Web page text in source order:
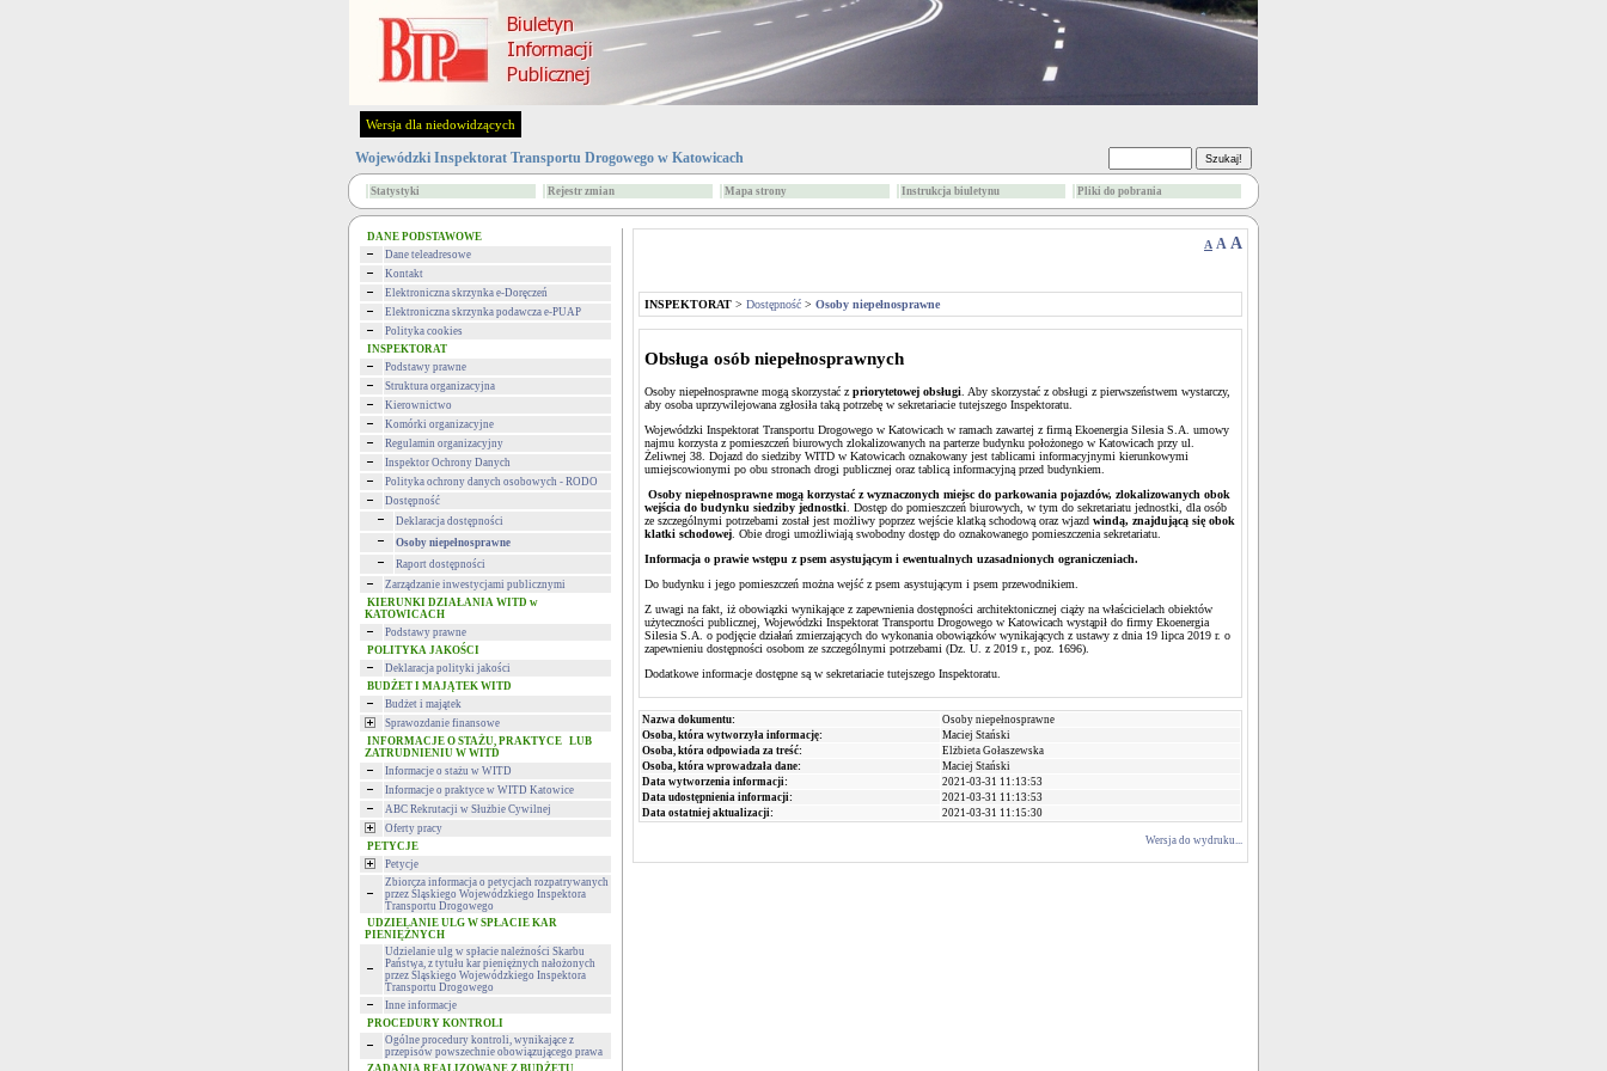
Wersja dla niedowidzących
Wojewódzki Inspektorat Transportu Drogowego w Katowicach
Statystyki Rejestr zmian Mapa strony Instrukcja biuletynu Pliki do pobrania
DANE PODSTAWOWE
Dane teleadresowe
Kontakt
Elektroniczna skrzynka e-Doręczeń
Elektroniczna skrzynka podawcza e-PUAP
Polityka cookies
INSPEKTORAT
Podstawy prawne
Struktura organizacyjna
Kierownictwo
Komórki organizacyjne
Regulamin organizacyjny
Inspektor Ochrony Danych
Polityka ochrony danych osobowych - RODO
Dostępność
Deklaracja dostępności
Osoby niepełnosprawne
Raport dostępności
Zarządzanie inwestycjami publicznymi
KIERUNKI DZIAŁANIA WITD w
KATOWICACH
Podstawy prawne
POLITYKA JAKOŚCI
Deklaracja polityki jakości
BUDŻET I MAJĄTEK WITD
Budżet i majątek
Sprawozdanie finansowe
INFORMACJE O STAŻU, PRAKTYCE LUB
ZATRUDNIENIU W WITD
Informacje o stażu w WITD
Informacje o praktyce w WITD Katowice
ABC Rekrutacji w Służbie Cywilnej
Oferty pracy
PETYCJE
Petycje
Zbiorcza informacja o petycjach rozpatrywanych
przez Śląskiego Wojewódzkiego Inspektora
Transportu Drogowego
UDZIELANIE ULG W SPŁACIE KAR
PIENIĘŻNYCH
Udzielanie ulg w spłacie należności Skarbu
Państwa, z tytułu kar pieniężnych nałożonych
przez Śląskiego Wojewódzkiego Inspektora
Transportu Drogowego
Inne informacje
PROCEDURY KONTROLI
Ogólne procedury kontroli, wynikające z
przepisów powszechnie obowiązującego prawa
ZADANIA REALIZOWANE Z BUDŻETU
A A A
INSPEKTORAT > Dostępność > Osoby niepełnosprawne
Obsługa osób niepełnosprawnych
Osoby niepełnosprawne mogą skorzystać z priorytetowej obsługi . Aby skorzystać z obsługi z pierwszeństwem wystarczy,
aby osoba uprzywilejowana zgłosiła taką potrzebę w sekretariacie tutejszego Inspektoratu.
Wojewódzki Inspektorat Transportu Drogowego w Katowicach w ramach zawartej z firmą Ekoenergia Silesia S.A. umowy
najmu korzysta z pomieszczeń biurowych zlokalizowanych na parterze budynku położonego w Katowicach przy ul.
Żeliwnej 38. Dojazd do siedziby WITD w Katowicach oznakowany jest tablicami informacyjnymi kierunkowymi
umiejscowionymi po obu stronach drogi publicznej oraz tablicą informacyjną przed budynkiem.
Osoby niepełnosprawne mogą korzystać z wyznaczonych miejsc do parkowania pojazdów, zlokalizowanych obok
wejścia do budynku siedziby jednostki . Dostęp do pomieszczeń biurowych, w tym do sekretariatu jednostki, dla osób
ze szczególnymi potrzebami został jest możliwy poprzez wejście klatką schodową oraz wjazd windą, znajdującą się obok
klatki schodowej . Obie drogi umożliwiają swobodny dostęp do oznakowanego pomieszczenia sekretariatu.
Informacja o prawie wstępu z psem asystującym i ewentualnych uzasadnionych ograniczeniach.
Do budynku i jego pomieszczeń można wejść z psem asystującym i psem przewodnikiem.
Z uwagi na fakt, iż obowiązki wynikające z zapewnienia dostępności architektonicznej ciąży na właścicielach obiektów
użyteczności publicznej, Wojewódzki Inspektorat Transportu Drogowego w Katowicach wystąpił do firmy Ekoenergia
Silesia S.A. o podjęcie działań zmierzających do wykonania obowiązków wynikających z ustawy z dnia 19 lipca 2019 r. o
zapewnieniu dostępności osobom ze szczególnymi potrzebami (Dz. U. z 2019 r., poz. 1696).
Dodatkowe informacje dostępne są w sekretariacie tutejszego Inspektoratu.
Nazwa dokumentu:
Osoby niepełnosprawne
Osoba, która wytworzyła informację:
Maciej Stański
Osoba, która odpowiada za treść:
Elżbieta Gołaszewska
Osoba, która wprowadzała dane:
Maciej Stański
Data wytworzenia informacji:
2021-03-31 11:13:53
Data udostępnienia informacji:
2021-03-31 11:13:53
Data ostatniej aktualizacji:
2021-03-31 11:15:30
Wersja do wydruku...